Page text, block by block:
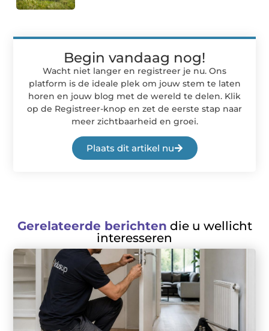
Begin vandaag nog!
Wacht niet langer en registreer je nu. Ons
platform is de ideale plek om jouw stem te laten
horen en jouw blog met de wereld te delen. Klik
op de Registreer-knop en zet de eerste stap naar
meer zichtbaarheid en groei.
Plaats dit artikel nu
Gerelateerde berichten die u wellicht
interesseren